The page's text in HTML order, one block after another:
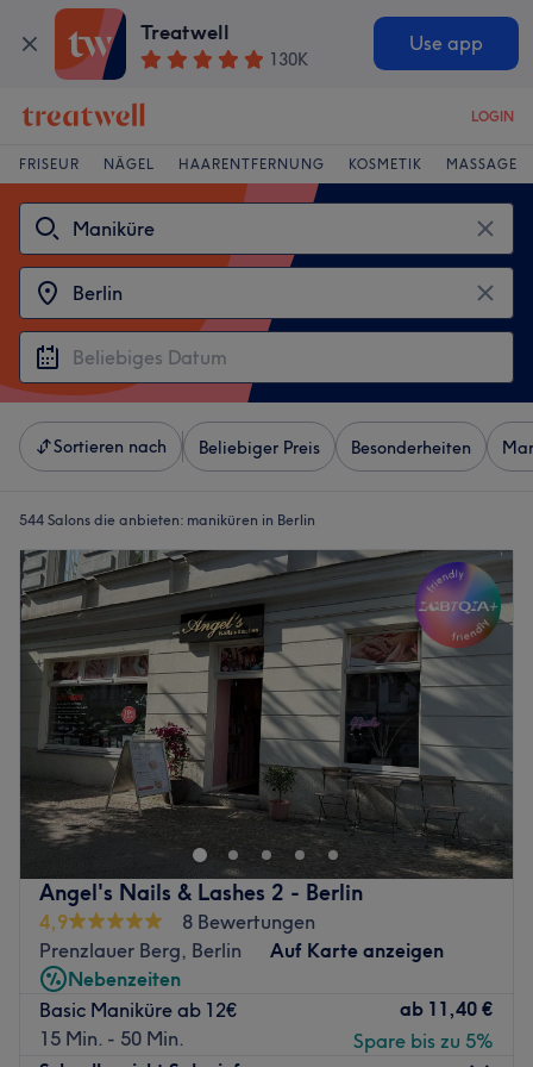
Treatwell
130K
Use app
LOGIN
FRISEUR NÄGEL HAARENTFERNUNG KOSMETIK MASSAGE
Sortieren nach Beliebiger Preis Besonderheiten
544 Salons die anbieten: maniküren in Berlin
Angel's Nails & Lashes 2 - Berlin
4,9
8 Bewertungen
Prenzlauer Berg, Berlin
Auf Karte anzeigen
Nebenzeiten
Basic Maniküre ab 12€
15 Min. - 50 Min.
ab 11,40 €
Spare bis zu 5%